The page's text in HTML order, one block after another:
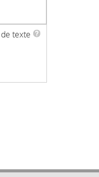
texte